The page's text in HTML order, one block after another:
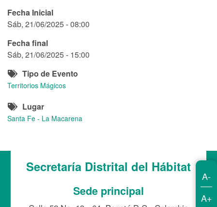
Fecha Inicial
Sáb, 21/06/2025 - 08:00
Fecha final
Sáb, 21/06/2025 - 15:00
Tipo de Evento
Territorios Mágicos
Lugar
Santa Fe - La Macarena
Secretaría Distrital del Hábitat
Sede principal
A-
A+